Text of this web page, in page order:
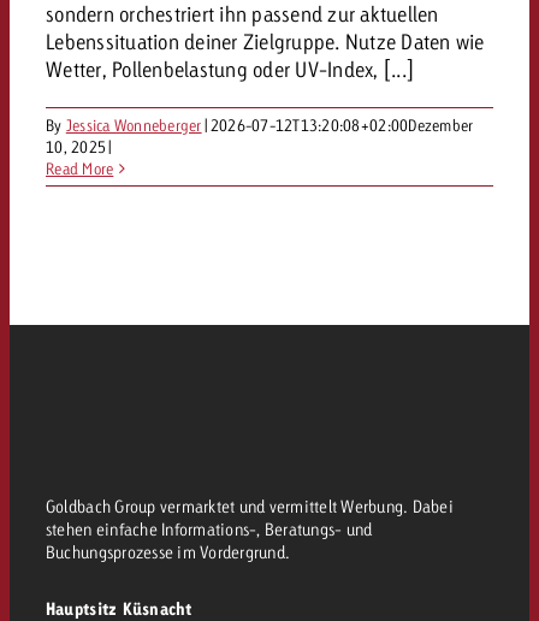
sondern orchestriert ihn passend zur aktuellen
Lebenssituation deiner Zielgruppe. Nutze Daten wie
Wetter, Pollenbelastung oder UV-Index, [...]
By Jessica Wonneberger| 2026-07-12T13:20:08+02:00Dezember
10, 2025|
Read More
Goldbach Group vermarktet und vermittelt Werbung. Dabei
stehen einfache Informations-, Beratungs- und
Buchungsprozesse im Vordergrund.
Hauptsitz Küsnacht